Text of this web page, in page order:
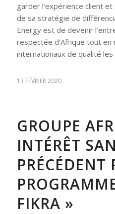
garder l’expérience client
de sa stratégie de
Energy est de devenir
respectée d’Afrique tout
internationaux de qualité
13 FÉVRIER 2020
GROUPE
INTÉRÊT
PRÉCÉDENT
FIKRA »